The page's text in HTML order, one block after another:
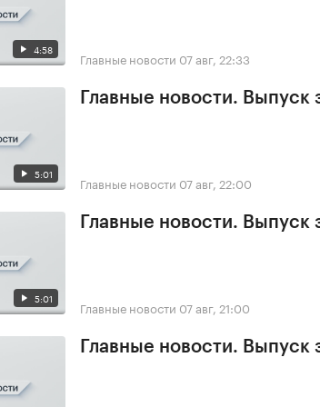
4:58 Главные новости 07 авг, 22:33
5:01
Главные новости.
Главные новости 07 авг, 22:00
5:01
Главные новости. Выпуск
Главные новости 07 авг, 21:00
Главные новости. Выпуск